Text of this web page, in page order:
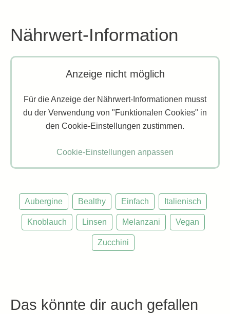
Nährwert-Information
Anzeige nicht möglich
Für die Anzeige der Nährwert-Informationen musst
du der Verwendung von "Funktionalen Cookies" in
den Cookie-Einstellungen zustimmen.
Cookie-Einstellungen anpassen
Aubergine Bealthy Einfach Italienisch
Knoblauch Linsen Melanzani Vegan
Zucchini
Das könnte dir auch gefallen